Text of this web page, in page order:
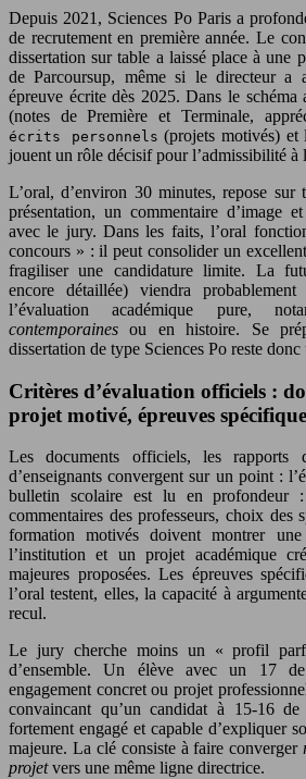
Depuis 2021, Sciences Po Paris a
de recrutement en première année. Le
dissertation sur table a laissé place à une
de Parcoursup, même si le directeur a
épreuve écrite dès 2025. Dans le schéma
(notes de Première et Terminale,
écrits personnels (projets motivés) et
jouent un rôle décisif pour l’admissibilité à
L’oral, d’environ 30 minutes, repose
présentation, un commentaire d’image
avec le jury. Dans les faits, l’oral
concours » : il peut consolider un
fragiliser une candidature limite. La
encore détaillée) viendra
l’évaluation académique pure,
contemporaines ou en histoire. Se
dissertation de type Sciences Po reste
Critères d’évaluation officiels :
projet motivé, épreuves
Les documents officiels, les
d’enseignants convergent sur un point :
bulletin scolaire est lu en profondeur :
commentaires des professeurs, choix des
formation motivés doivent montrer une
l’institution et un projet académique
majeures proposées. Les épreuves
l’oral testent, elles, la capacité à
recul.
Le jury cherche moins un « profil
d’ensemble. Un élève avec un 17
engagement concret ou projet
convaincant qu’un candidat à 15-16 de
fortement engagé et capable d’expliquer
majeure. La clé consiste à faire converger
projetvers une même ligne directrice.